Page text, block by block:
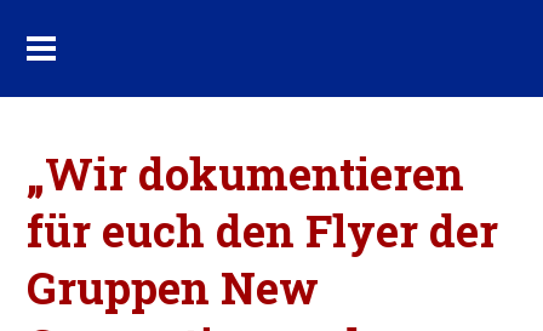
„Wir dokumentieren
für euch den Flyer der
Gruppen New